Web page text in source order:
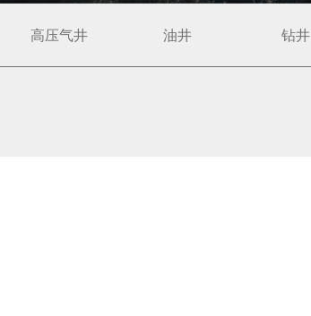
高压气井 油井 钻井